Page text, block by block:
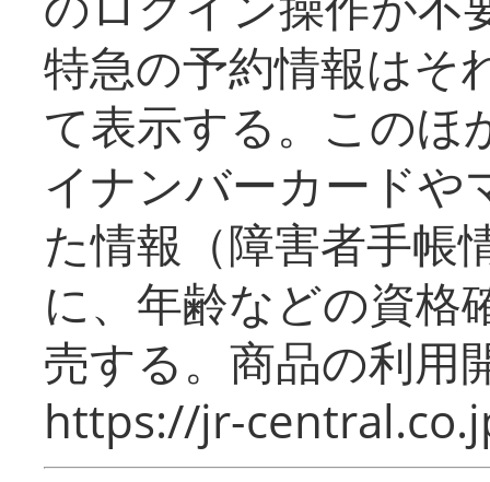
特急の予約情報はそ
て表示する。このほ
イナンバーカードや
た情報（障害者手帳
に、年齢などの資格
売する。商品の利用
https://jr-